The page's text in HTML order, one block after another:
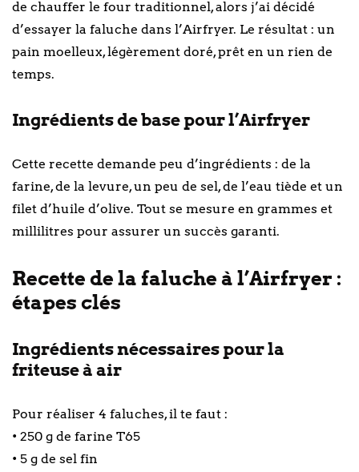
de chauffer le four traditionnel, alors j’ai décidé
d’essayer la faluche dans l’Airfryer. Le résultat : un
pain moelleux, légèrement doré, prêt en un rien de
temps.
Ingrédients de base pour l’Airfryer
Cette recette demande peu d’ingrédients : de la
farine, de la levure, un peu de sel, de l’eau tiède et un
filet d’huile d’olive. Tout se mesure en grammes et
millilitres pour assurer un succès garanti.
Recette de la faluche à l’Airfryer :
étapes clés
Ingrédients nécessaires pour la
friteuse à air
Pour réaliser 4 faluches, il te faut :
• 250 g de farine T65
• 5 g de sel fin